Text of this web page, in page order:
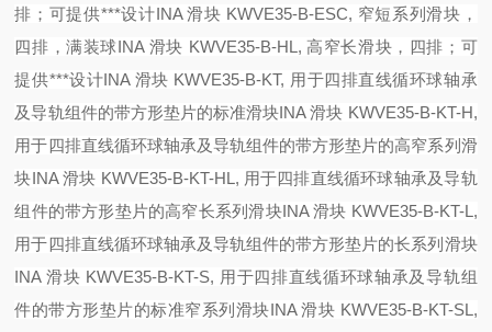
排；可提供***设计INA 滑块 KWVE35-B-ESC, 窄短系列滑块，
四排，满装球INA 滑块 KWVE35-B-HL, 高窄长滑块，四排；可
提供***设计INA 滑块 KWVE35-B-KT, 用于四排直线循环球轴承
及导轨组件的带方形垫片的标准滑块INA 滑块 KWVE35-B-KT-H,
用于四排直线循环球轴承及导轨组件的带方形垫片的高窄系列滑
块INA 滑块 KWVE35-B-KT-HL, 用于四排直线循环球轴承及导轨
组件的带方形垫片的高窄长系列滑块INA 滑块 KWVE35-B-KT-L,
用于四排直线循环球轴承及导轨组件的带方形垫片的长系列滑块
INA 滑块 KWVE35-B-KT-S, 用于四排直线循环球轴承及导轨组
件的带方形垫片的标准窄系列滑块INA 滑块 KWVE35-B-KT-SL,